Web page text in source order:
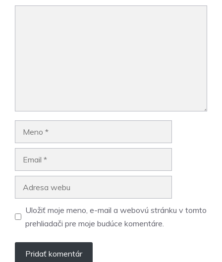
Uložiť moje meno, e-mail a webovú stránku v tomto
prehliadači pre moje budúce komentáre.